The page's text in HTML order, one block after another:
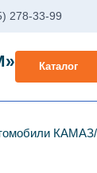
278-33-99
Каталог
КАМАЗ